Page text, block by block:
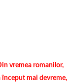
vremea romanilor,
început mai devreme,